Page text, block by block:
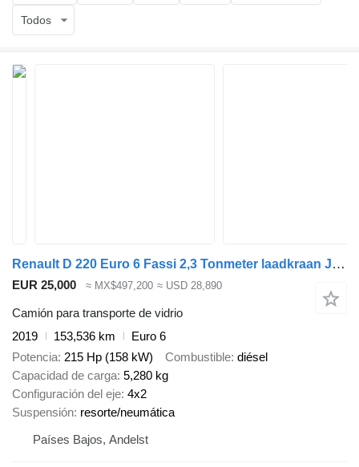
Todos
Renault D 220 Euro 6 Fassi 2,3 Tonmeter laadkraan Just 153.536 km!
EUR 25,000 ≈ MX$497,200 ≈ USD 28,890
Camión para transporte de vidrio
2019
153,536 km
Euro 6
Potencia 215 Hp (158 kW) Combustible diésel
Capacidad de carga 5,280 kg
Configuración del eje 4x2
Suspensión resorte/neumática
Países Bajos, Andelst